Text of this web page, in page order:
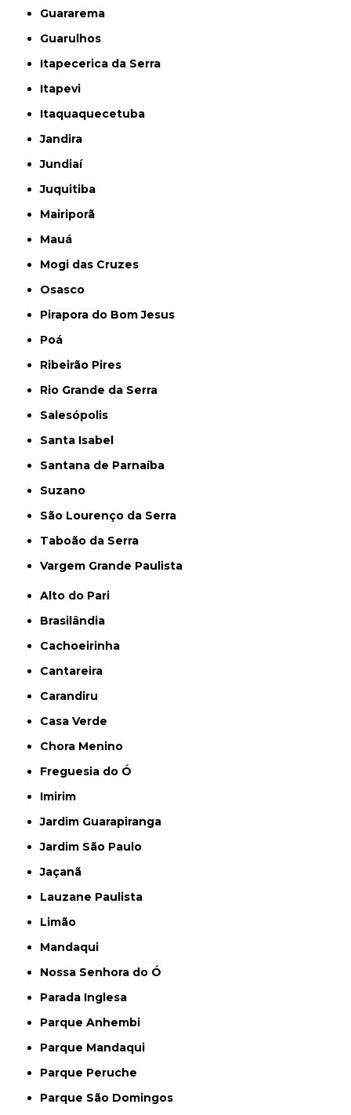
Guararema
Guarulhos
Itapecerica da Serra
Itapevi
Itaquaquecetuba
Jandira
Jundiaí
Juquitiba
Mairiporã
Mauá
Mogi das Cruzes
Osasco
Pirapora do Bom Jesus
Poá
Ribeirão Pires
Rio Grande da Serra
Salesópolis
Santa Isabel
Santana de Parnaíba
Suzano
São Lourenço da Serra
Taboão da Serra
Vargem Grande Paulista
Alto do Pari
Brasilândia
Cachoeirinha
Cantareira
Carandiru
Casa Verde
Chora Menino
Freguesia do Ó
Imirim
Jardim Guarapiranga
Jardim São Paulo
Jaçanã
Lauzane Paulista
Limão
Mandaqui
Nossa Senhora do Ó
Parada Inglesa
Parque Anhembi
Parque Mandaqui
Parque Peruche
Parque São Domingos